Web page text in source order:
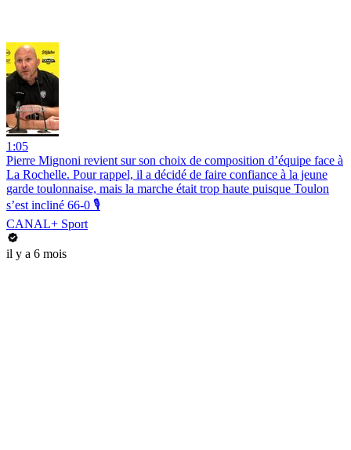
1:05
Pierre Mignoni revient sur son choix de composition d’équipe face à
La Rochelle. Pour rappel, il a décidé de faire confiance à la jeune
garde toulonnaise, mais la marche était trop haute puisque Toulon
s’est incliné 66-0 🎙️
CANAL+ Sport
il y a 6 mois